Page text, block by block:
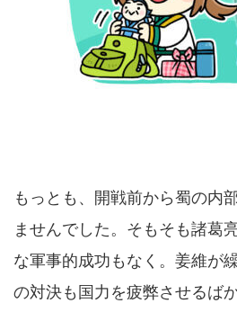
もっとも、開戦前から蜀の内
ませんでした。そもそも諸葛
な軍事的成功もなく。姜維が
の対決も国力を疲弊させるば